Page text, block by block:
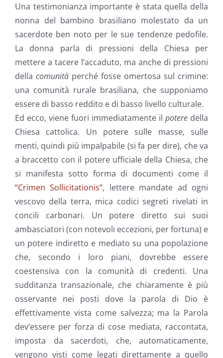
Una testimonianza importante è stata quella della
nonna del bambino brasiliano molestato da un
sacerdote ben noto per le sue tendenze pedofile.
La donna parla di pressioni della Chiesa per
mettere a tacere l’accaduto, ma anche di pressioni
della comunità perché fosse omertosa sul crimine:
una comunità rurale brasiliana, che supponiamo
essere di basso reddito e di basso livello culturale.
Ed ecco, viene fuori immediatamente il potere della
Chiesa cattolica. Un potere sulle masse, sulle
menti, quindi più impalpabile (si fa per dire), che va
a braccetto con il potere ufficiale della Chiesa, che
si manifesta sotto forma di documenti come il
“Crimen Sollicitationis”, lettere mandate ad ogni
vescovo della terra, mica codici segreti rivelati in
concili carbonari. Un potere diretto sui suoi
ambasciatori (con notevoli eccezioni, per fortuna) e
un potere indiretto e mediato su una popolazione
che, secondo i loro piani, dovrebbe essere
coestensiva con la comunità di credenti. Una
sudditanza transazionale, che chiaramente è più
osservante nei posti dove la parola di Dio è
effettivamente vista come salvezza; ma la Parola
dev’essere per forza di cose mediata, raccontata,
imposta da sacerdoti, che, automaticamente,
vengono visti come legati direttamente a quello